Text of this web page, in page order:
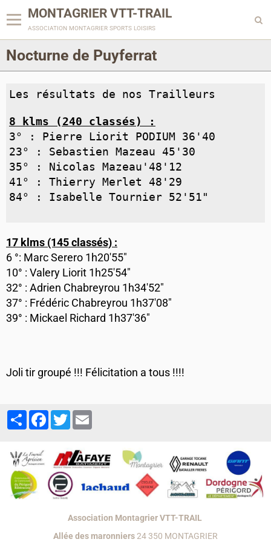
MONTAGRIER VTT-TRAIL
association montagrier sports loisirs
Nocturne de Puyferrat
Les résultats de nos Trailleurs
8 klms (240 classés) :
3° : Pierre Liorit PODIUM 36'40
23° : Sebastien Mazeau 45'30
35° : Nicolas Mazeau '48'12
41° : Thierry Merlet 48'29
84° : Isabelle Tournier 52'51"
17 klms (145 classés) :
6 °: Marc Serero 1h20'55"
10° : Valery Liorit 1h25'54"
32° : Adrien Chabreyrou 1h34'52"
37° : Frédéric Chabreyrou 1h37'08"
39° : Mickael Richard 1h37'36"
Joli tir groupé !!! Félicitation a tous !!!!
PartagerFacebook
Twitter
Association Montagrier VTT-TRAIL
Allée des maronniers24 350 MONTAGRIER